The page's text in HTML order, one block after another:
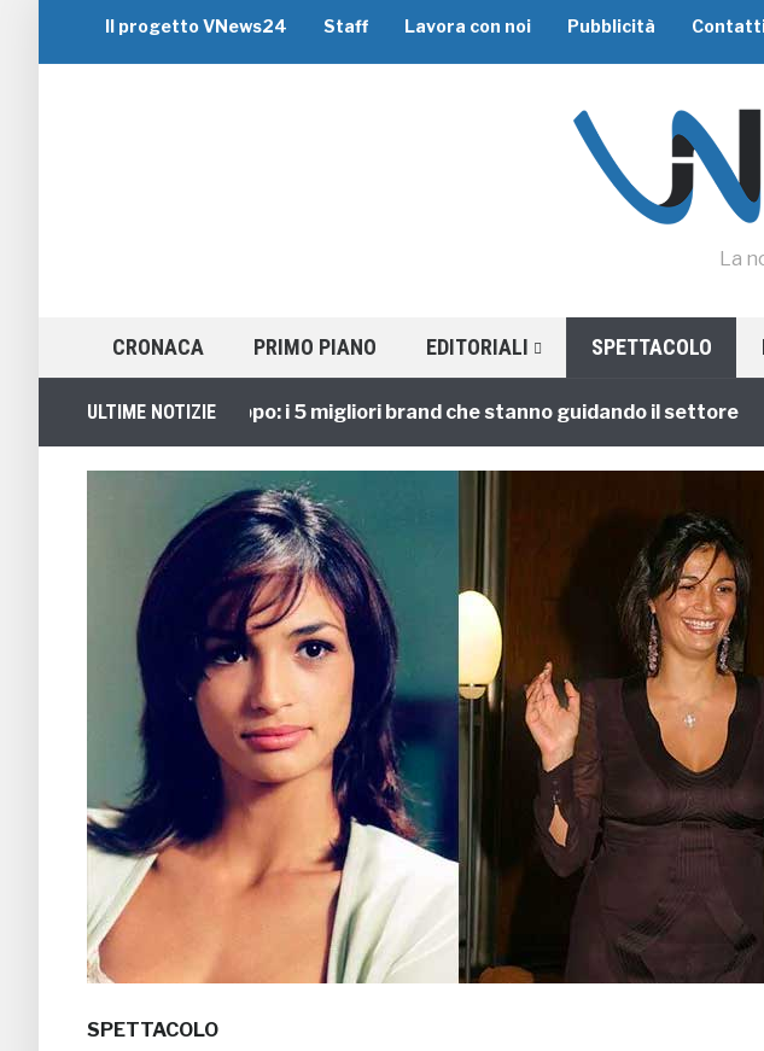
Il progetto VNews24 Staff Lavora con noi Pubblicità
La
CRONACA PRIMO PIANO EDITORIALI SPETTACOLO
ULTIME NOTIZIE
Viaggi di Gruppo: i 5 migliori brand che stanno guidando il settore
SPETTACOLO